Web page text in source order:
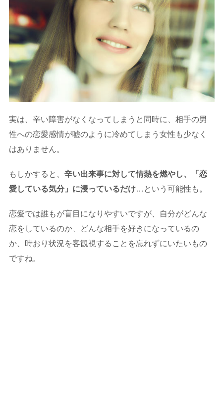
実は、辛い障害がなくなってしまうと同時に、相手の男
性への恋愛感情が嘘のように冷めてしまう女性も少なく
はありません。
もしかすると、 辛い出来事に対して情熱を燃やし、「恋
愛している気分」に浸っているだけ…という可能性も。
恋愛では誰もが盲目になりやすいですが、自分がどんな
恋をしているのか、どんな相手を好きになっているの
か、時おり状況を客観視することを忘れずにいたいもの
ですね。